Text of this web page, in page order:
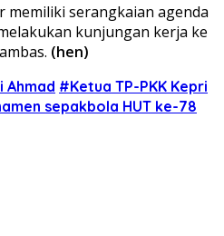
memiliki serangkaian agenda
kunjungan kerja ke
(hen)
Ahmad #Ketua TP-PKK Kepri
sepakbola HUT ke-78